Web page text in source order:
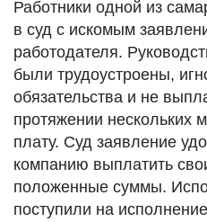
Работники одной из
в суд с искомым
работодателя.
были трудоустроены,
обязательства и не
протяжении нескольких
плату. Суд заявление
компанию выплатить
положенные суммы.
поступили на